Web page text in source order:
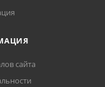
сайта